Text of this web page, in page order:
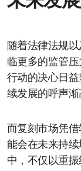
随着法律法规
临更多的监管
行动的决心日
续发展的呼声渐
而复刻市场凭
能会在未来持
中，不仅以重